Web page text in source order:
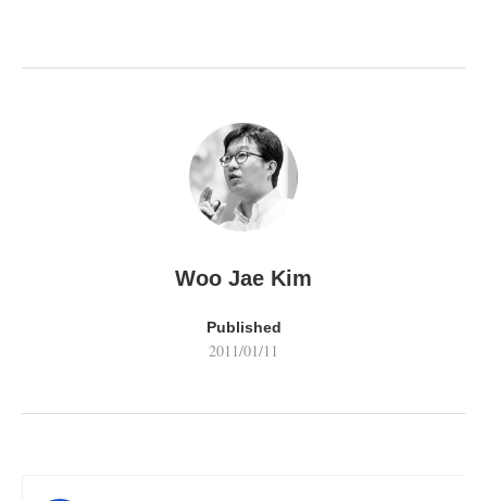
Woo Jae Kim
Published
2011/01/11